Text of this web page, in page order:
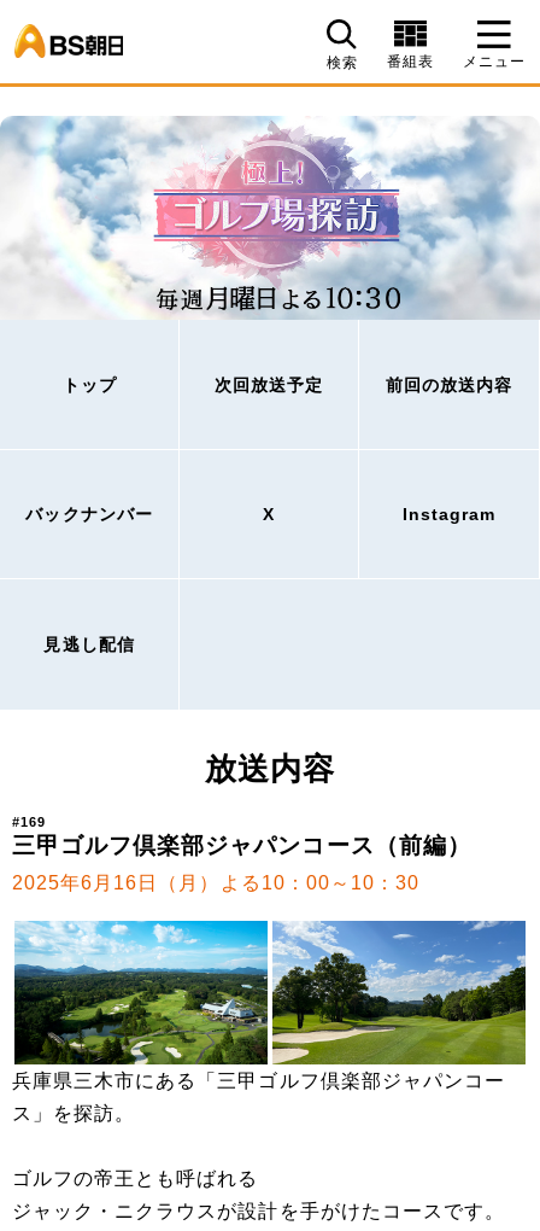
検索 番組表 メニュー
トップ 次回放送予定 前回の放送内容
バックナンバー X Instagram
見逃し配信
放送内容
#169
三甲ゴルフ倶楽部ジャパンコース（前編）
2025年6月16日（月）よる10：00～10：30
兵庫県三木市にある「三甲ゴルフ倶楽部ジャパンコー
ス」を探訪。
ゴルフの帝王とも呼ばれる
ジャック・ニクラウスが設計を手がけたコースです。